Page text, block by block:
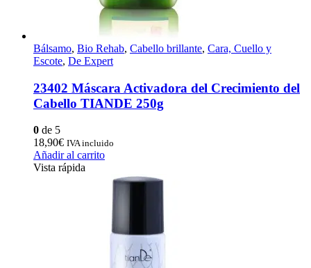
Bálsamo, Bio Rehab, Cabello brillante, Cara, Cuello y
Escote, De Expert
23402 Máscara Activadora del Crecimiento del
Cabello TIANDE 250g
0 de 5
18,90€ IVA incluido
Añadir al carrito
Vista rápida